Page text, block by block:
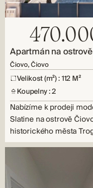
Apartmán na
Čiovo, Čiovo
Velikost (m²) : 112 M²
Koupelny : 2
Nabízíme k prodeji
Slatine na ostrově
historického města